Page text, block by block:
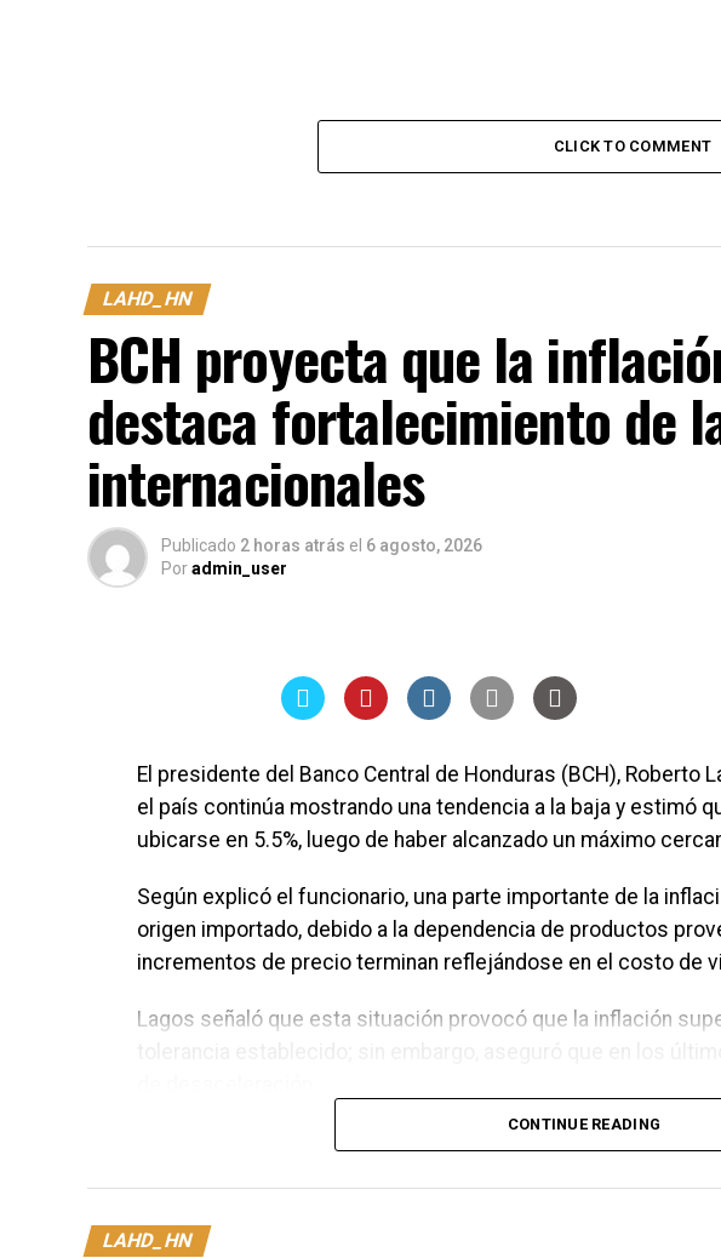
CLICK TO COMMENT
LAHD_HN
BCH proyecta que la
destaca fortalecimiento de
internacionales
Publicado 2 horas atrás el 6 agosto, 2026
Poradmin_user
El presidente del Banco Central de Honduras (BCH), Roberto
el país continúa mostrando una tendencia a la baja y estimó
ubicarse en 5.5%, luego de haber alcanzado un máximo
Según explicó el funcionario, una parte importante de la
origen importado, debido a la dependencia de productos
incrementos de precio terminan reflejándose en el costo de
Lagos señaló que esta situación provocó que la inflación
“Subió hasta una tasa de 6%. Ahora lo que vimos a junio es
En materia financiera, el titular del BCH destacó el
CONTINUE READING
LAHD_HN